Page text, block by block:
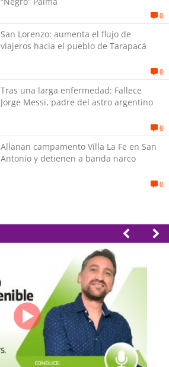
0
San Lorenzo: aumenta el flujo de
viajeros hacia el pueblo de Tarapacá
0
Tras una larga enfermedad: Fallece
Jorge Messi, padre del astro argentino
0
Allanan campamento Villa La Fe en San
Antonio y detienen a banda narco
0